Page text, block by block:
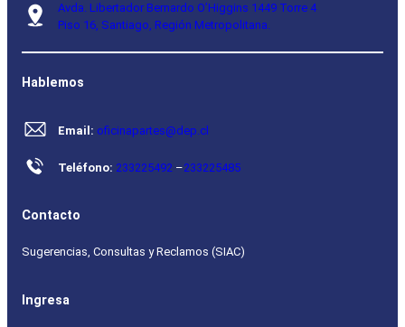
Avda. Libertador Bernardo O’Higgins 1449 Torre 4
Piso 16, Santiago, Región Metropolitana.
Hablemos
Email: oficinapartes@dep.cl
Teléfono: 233225492 –233225485
Contacto
Sugerencias, Consultas y Reclamos (SIAC)
Ingresa